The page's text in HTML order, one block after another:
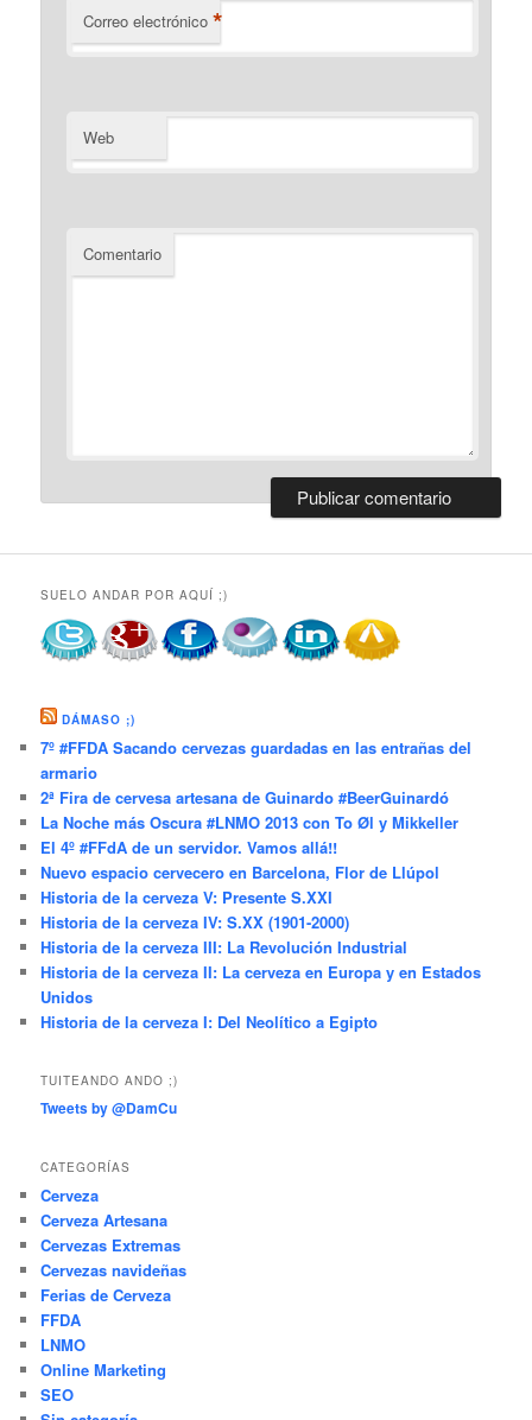
Correo electrónico *
Web
Comentario
SUELO ANDAR POR AQUÍ ;)
DÁMASO ;)
7º #FFDA Sacando cervezas guardadas en las entrañas del
armario
2ª Fira de cervesa artesana de Guinardo #BeerGuinardó
La Noche más Oscura #LNMO 2013 con To Øl y Mikkeller
El 4º #FFdA de un servidor. Vamos allá!!
Nuevo espacio cervecero en Barcelona, Flor de Llúpol
Historia de la cerveza V: Presente S.XXI
Historia de la cerveza IV: S.XX (1901-2000)
Historia de la cerveza III: La Revolución Industrial
Historia de la cerveza II: La cerveza en Europa y en Estados
Unidos
Historia de la cerveza I: Del Neolítico a Egipto
TUITEANDO ANDO ;)
Tweets by @DamCu
CATEGORÍAS
Cerveza
Cerveza Artesana
Cervezas Extremas
Cervezas navideñas
Ferias de Cerveza
FFDA
LNMO
Online Marketing
SEO